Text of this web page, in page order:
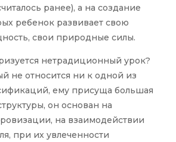
ранее), а на создание
ребенок развивает свою
свои природные силы.
нетрадиционный урок?
не относится ни к одной из
ему присуща большая
он основан на
на взаимодействии
при их увлеченности